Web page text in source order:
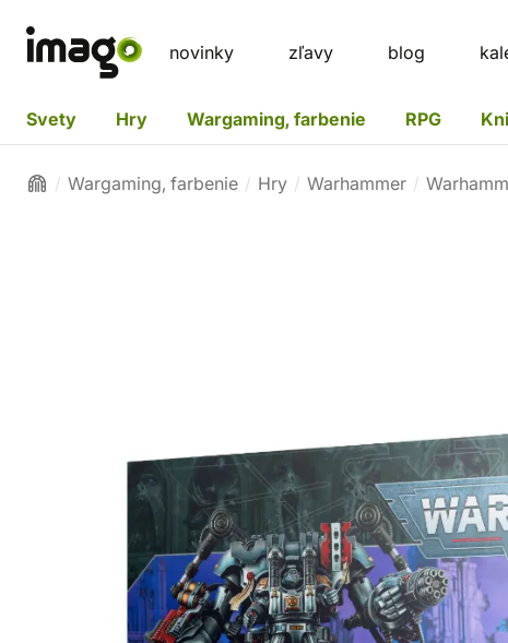
novinky zľavy blog
Svety Hry Wargaming, farbenie RPG
Wargaming, farbenie Hry Warhammer